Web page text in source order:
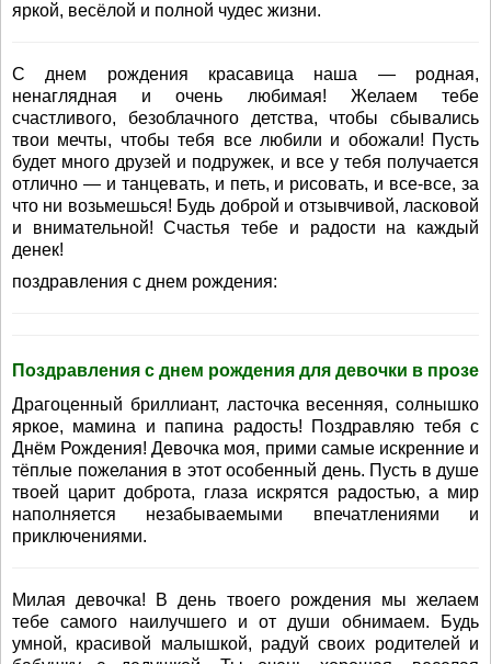
яркой, весёлой и полной чудес жизни.
С днем рождения красавица наша — родная,
ненаглядная и очень любимая! Желаем тебе
счастливого, безоблачного детства, чтобы сбывались
твои мечты, чтобы тебя все любили и обожали! Пусть
будет много друзей и подружек, и все у тебя получается
отлично — и танцевать, и петь, и рисовать, и все-все, за
что ни возьмешься! Будь доброй и отзывчивой, ласковой
и внимательной! Счастья тебе и радости на каждый
денек!
поздравления с днем рождения:
Поздравления с днем рождения для девочки в прозе
Драгоценный бриллиант, ласточка весенняя, солнышко
яркое, мамина и папина радость! Поздравляю тебя с
Днём Рождения! Девочка моя, прими самые искренние и
тёплые пожелания в этот особенный день. Пусть в душе
твоей царит доброта, глаза искрятся радостью, а мир
наполняется незабываемыми впечатлениями и
приключениями.
Милая девочка! В день твоего рождения мы желаем
тебе самого наилучшего и от души обнимаем. Будь
умной, красивой малышкой, радуй своих родителей и